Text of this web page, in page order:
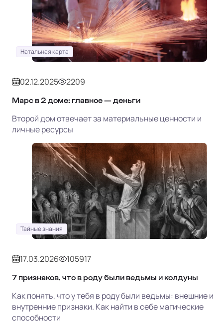
Натальная карта
02.12.2025 2209
Марс в 2 доме: главное — деньги
Второй дом отвечает за материальные ценности и
личные ресурсы
Тайные знания
17.03.2026 105917
7 признаков, что в роду были ведьмы и колдуны
Как понять, что у тебя в роду были ведьмы: внешние и
внутренние признаки. Как найти в себе магические
способности